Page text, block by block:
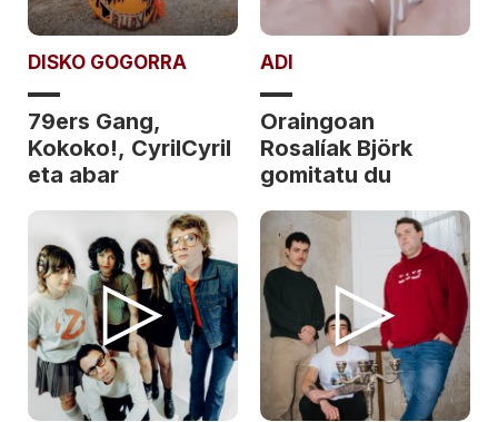
DISKO GOGORRA
79ers Gang,
Kokoko!, CyrilCyril
eta abar
ADI
Oraingoan
Rosalíak Björk
gomitatu du